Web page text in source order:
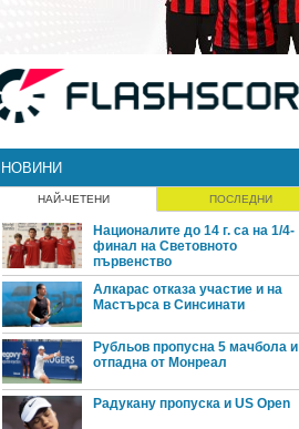
НОВИНИ
НАЙ-ЧЕТЕНИ ПОСЛЕДНИ
Националите до 14 г. са на 1/4-
финал на Световното
първенство
Алкарас отказа участие и на
Мастърса в Синсинати
Рубльов пропусна 5 мачбола и
отпадна от Монреал
Радукану пропуска и US Open